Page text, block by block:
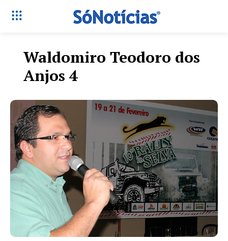
Só Notícias
Waldomiro Teodoro dos
Anjos 4